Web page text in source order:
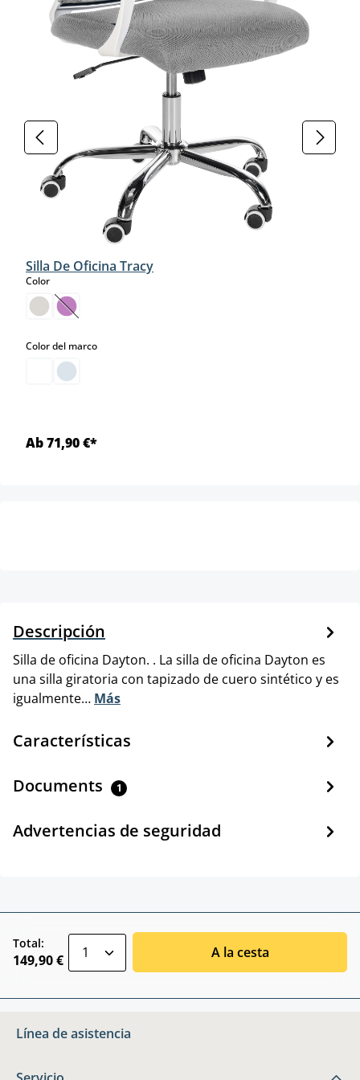
Silla De Oficina Tracy
Colorselect
(Esta opción no está disponible en este momento.)
Color del marcoselect
Ab 71,90 €*
Descripción
Silla de oficina Dayton. . La silla de oficina Dayton es
una silla giratoria con tapizado de cuero sintético y es
igualmente… Más
Características
Documents 1
Advertencias de seguridad
Total:
149,90 € A la cesta
Línea de asistencia